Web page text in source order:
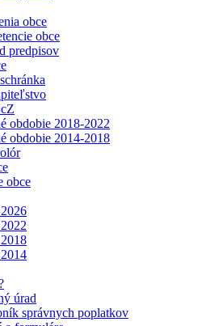
obce
obce
predpisov
obdobie 2018-2022
obdobie 2014-2018
obce
úrad
správnych poplatkov